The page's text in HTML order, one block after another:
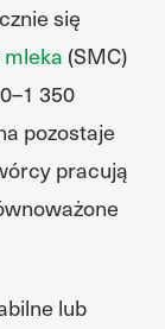
się
(SMC)
350
pozostaje
pracują
lub